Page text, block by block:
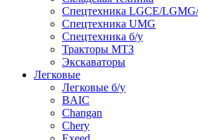
Спецтехника LGCE/
Спецтехника UMG
Спецтехника б/у
Тракторы МТЗ
Экскаваторы
Легковые
Легковые б/у
BAIC
Changan
Chery